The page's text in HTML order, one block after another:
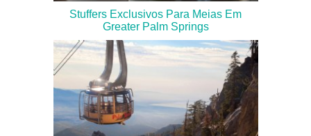
Stuffers Exclusivos Para Meias Em
Greater Palm Springs